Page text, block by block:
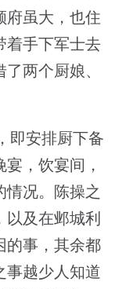
府虽大，也住
着手下军士去
两个厨娘、
即安排厨下备
，饮宴间，
情况。陈操之
及在邺城利
的事，其余都
事越少人知道